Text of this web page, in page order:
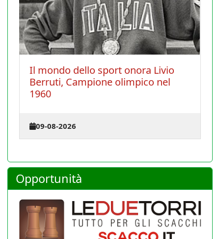
Livio
Chiusura estiva 2026
Opportunità